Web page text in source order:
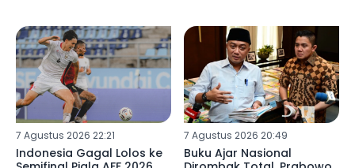
7 Agustus 2026 22:21
Indonesia Gagal Lolos ke
7 Agustus 2026 20:49
Buku Ajar Nasional